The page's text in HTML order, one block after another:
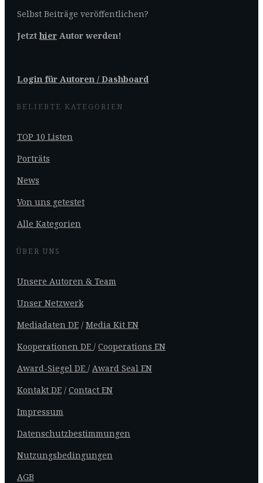
Selbst Beiträge veröffentlichen?
Jetzthier Autor werden!
Login für Autoren / Dashboard
BELIEBTE KATEGORIEN
TOP 10 Listen
Porträts
News
Von uns getestet
Alle Kategorien
ÜBER UNS
Unsere Autoren & Team
Unser Netzwerk
Mediadaten DE / Media Kit EN
Kooperationen DE / Cooperations EN
Award-Siegel DE / Award Seal EN
Kontakt DE / Contact EN
Impressum
Datenschutzbestimmungen
Nutzungsbedingungen
AGB